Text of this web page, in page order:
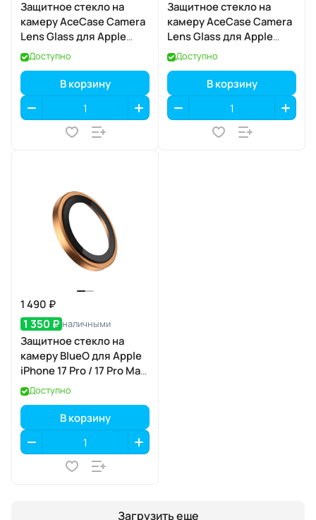
Защитное стекло на
камеру AceCase Camera
Lens Glass для Apple
iPhone 17
Доступно
В корзину
Защитное стекло на
камеру AceCase Camera
Lens Glass для Apple
iPhone 17 Air
Доступно
В корзину
1 490 ₽
1 350 ₽ наличными
Защитное стекло на
камеру BlueO для Apple
iPhone 17 Pro / 17 Pro Max,
Aluminium, 3 шт., Orange
(оранжевый), с
аппликатором
Доступно
В корзину
Загрузить еще